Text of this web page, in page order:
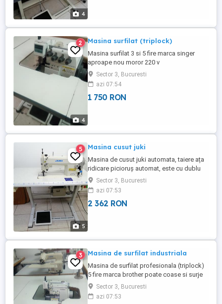
4
4
2 Masina surfilat (triplock)
Masina surfilat 3 si 5 fire marca singer
aproape nou moror 220 v
Sector 3, Bucuresti
azi 07:54
1 750 RON
5
5 Masina cusut juki
Masina de cusut juki automata, taiere ața
ridicare picioruș automat, este cu dublu
transport coase drept și poate fi folosita
și pentru incretit
Sector 3, Bucuresti
azi 07:53
2 362 RON
3 Masina de surfilat industriala
Masina de surfilat profesionala (triplock)
5 fire marca brother poate coase si surje
functioneaza la 220 v
Sector 3, Bucuresti
azi 07:53